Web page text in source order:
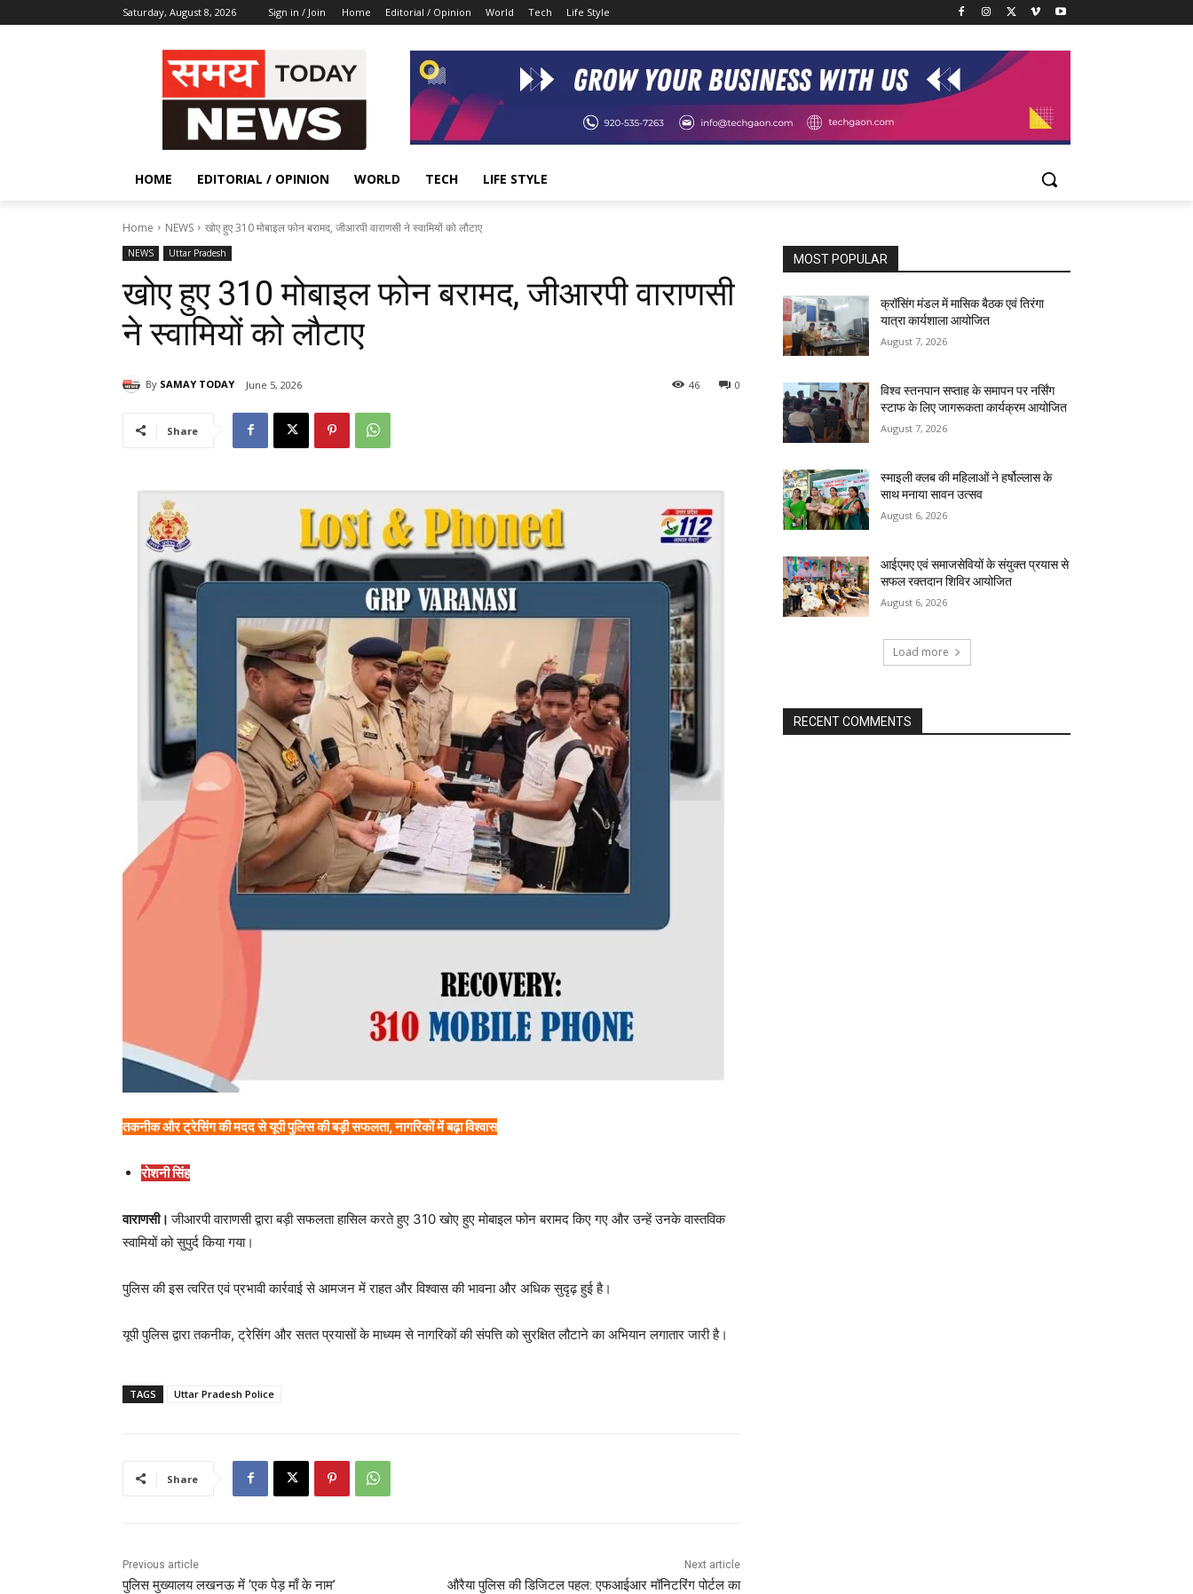
Saturday, August 8, 2026 Sign in / Join Home Editorial / Opinion World Tech Life Style
HOME EDITORIAL / OPINION WORLD TECH LIFE STYLE
Home NEWS खोए हुए 310 मोबाइल फोन बरामद, जीआरपी वाराणसी ने स्वामियों को लौटाए
NEWS Uttar Pradesh
खोए हुए 310 मोबाइल फोन बरामद, जीआरपी वाराणसी
ने स्वामियों को लौटाए
By SAMAY TODAY June 5, 2026 0
46
Share
तकनीक और ट्रेसिंग की मदद से यूपी पुलिस की बड़ी सफलता, नागरिकों में बढ़ा विश्वास
रोशनी सिंह
वाराणसी।जीआरपी वाराणसी द्वारा बड़ी सफलता हासिल करते हुए 310 खोए हुए मोबाइल फोन बरामद किए गए और उन्हें उनके वास्तविक
स्वामियों को सुपुर्द किया गया।
पुलिस की इस त्वरित एवं प्रभावी कार्रवाई से आमजन में राहत और विश्वास की भावना और अधिक सुदृढ़ हुई है।
यूपी पुलिस द्वारा तकनीक, ट्रेसिंग और सतत प्रयासों के माध्यम से नागरिकों की संपत्ति को सुरक्षित लौटाने का अभियान लगातार जारी है।
TAGS Uttar Pradesh Police
Share
Previous article
पुलिस मुख्यालय लखनऊ में ‘एक पेड़ माँ के नाम’
Next article
औरैया पुलिस की डिजिटल पहल: एफआईआर मॉनिटरिंग पोर्टल का
MOST POPULAR
क्रॉसिंग मंडल में मासिक बैठक एवं तिरंगा
यात्रा कार्यशाला आयोजित
August 7, 2026
विश्व स्तनपान सप्ताह के समापन पर नर्सिंग
स्टाफ के लिए जागरूकता कार्यक्रम आयोजित
August 7, 2026
स्माइली क्लब की महिलाओं ने हर्षोल्लास के
साथ मनाया सावन उत्सव
August 6, 2026
आईएमए एवं समाजसेवियों के संयुक्त प्रयास से
सफल रक्तदान शिविर आयोजित
August 6, 2026
Load more
RECENT COMMENTS